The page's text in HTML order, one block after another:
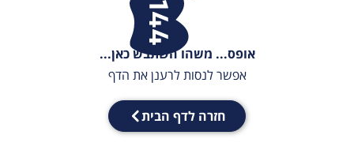
אופס... משהו השתבש כאן...
אפשר לנסות לרענן את הדף
חזרה לדף הבית